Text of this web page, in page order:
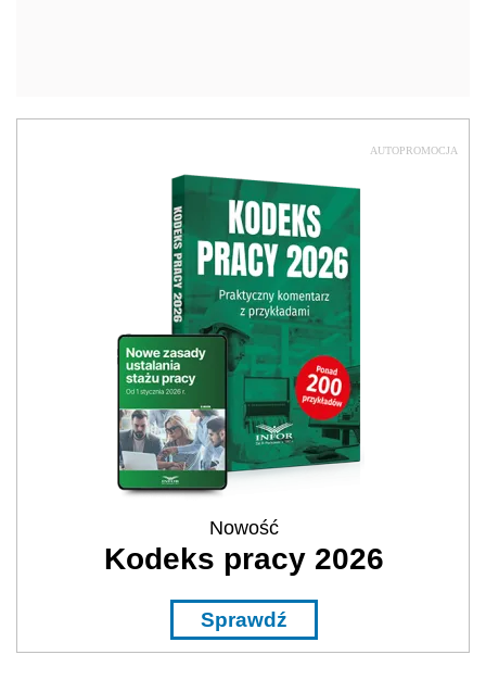
AUTOPROMOCJA
Nowość
Kodeks pracy 2026
Sprawdź